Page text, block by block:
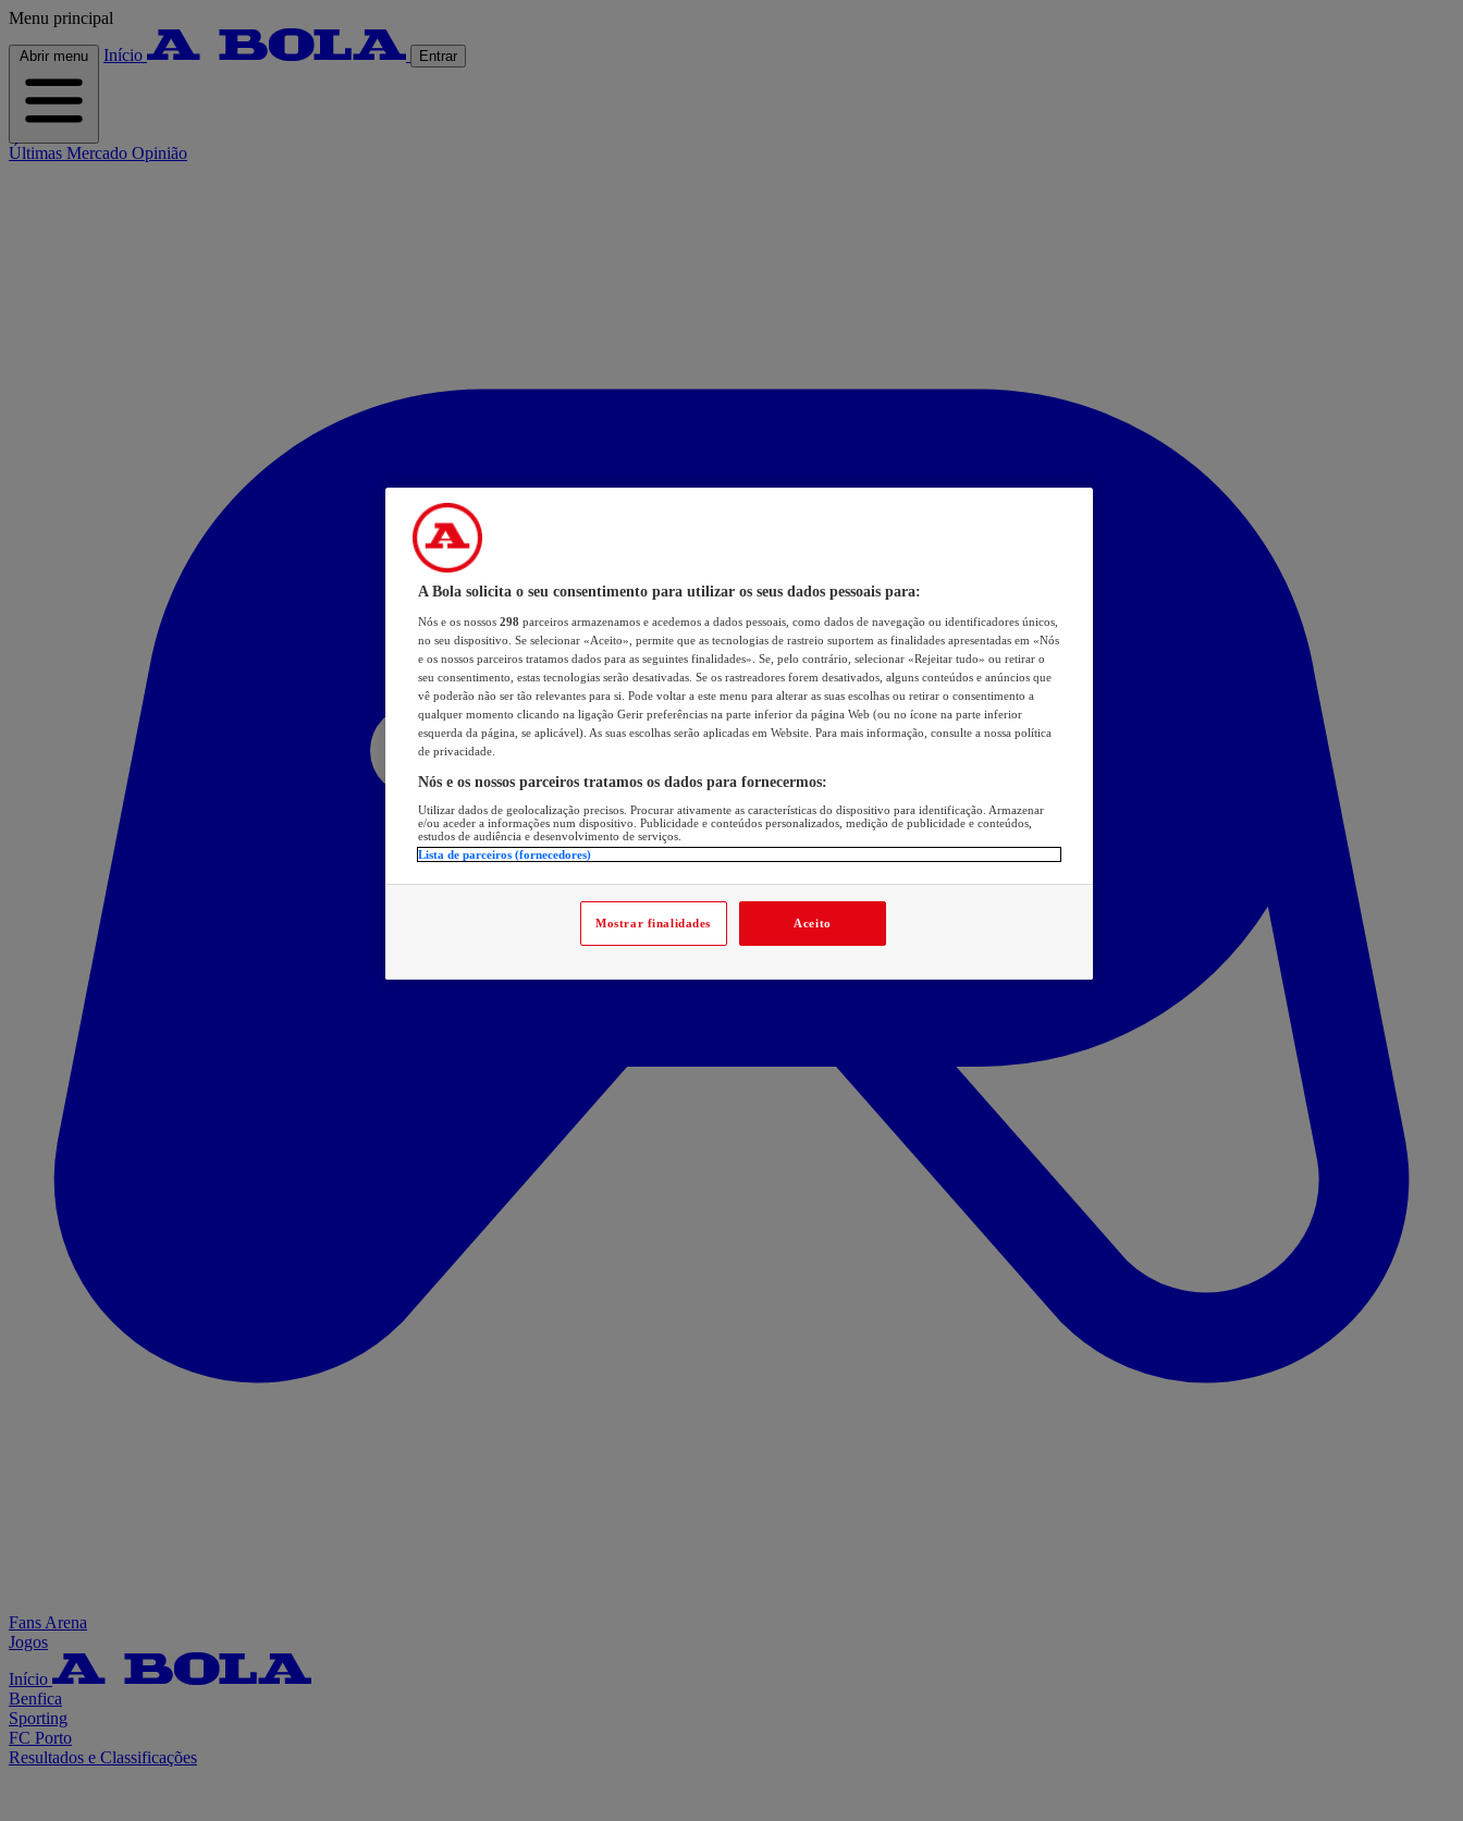
Menu principal
Abrir menu Início Entrar
Últimas Mercado Opinião
Fans Arena
Jogos
Início
Benfica
Sporting
FC Porto
Resultados e Classificações
A Bola solicita o seu consentimento para utilizar os seus dados pessoais para:
Nós e os nossos 298 parceiros armazenamos e acedemos a dados pessoais, como dados de navegação ou identificadores únicos,
no seu dispositivo. Se selecionar «Aceito», permite que as tecnologias de rastreio suportem as finalidades apresentadas em «Nós
e os nossos parceiros tratamos dados para as seguintes finalidades». Se, pelo contrário, selecionar «Rejeitar tudo» ou retirar o
seu consentimento, estas tecnologias serão desativadas. Se os rastreadores forem desativados, alguns conteúdos e anúncios que
vê poderão não ser tão relevantes para si. Pode voltar a este menu para alterar as suas escolhas ou retirar o consentimento a
qualquer momento clicando na ligação Gerir preferências na parte inferior da página Web (ou no ícone na parte inferior
esquerda da página, se aplicável). As suas escolhas serão aplicadas em Website. Para mais informação, consulte a nossa política
de privacidade.
Nós e os nossos parceiros tratamos os dados para fornecermos:
Utilizar dados de geolocalização precisos. Procurar ativamente as características do dispositivo para identificação. Armazenar
e/ou aceder a informações num dispositivo. Publicidade e conteúdos personalizados, medição de publicidade e conteúdos,
estudos de audiência e desenvolvimento de serviços.
Lista de parceiros (fornecedores)
Mostrar finalidades Aceito